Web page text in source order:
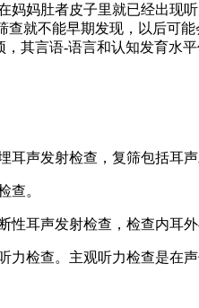
妈肚者皮子里就已经出现
就不能早期发现，以后可
其言语-语言和认知发育水平
声发射检查，复筛包括耳
查。
耳声发射检查，检查内耳外
检查。主观听力检查是在